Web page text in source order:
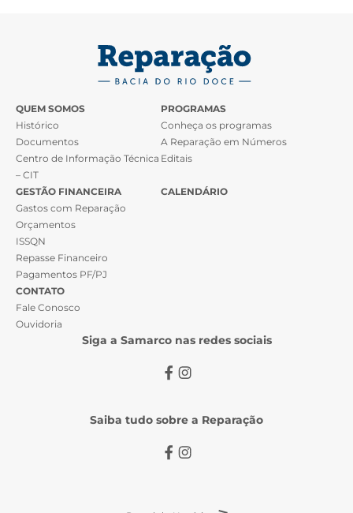
QUEM SOMOS
Histórico
Documentos
Centro de Informação Técnica
– CIT
PROGRAMAS
Conheça os programas
A Reparação em Números
Editais
GESTÃO FINANCEIRA
Gastos com Reparação
Orçamentos
ISSQN
Repasse Financeiro
Pagamentos PF/PJ
CALENDÁRIO
CONTATO
Fale Conosco
Ouvidoria
Siga a Samarco nas redes sociais
Saiba tudo sobre a Reparação